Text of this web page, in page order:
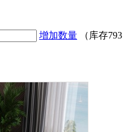
增加数量 （库存793